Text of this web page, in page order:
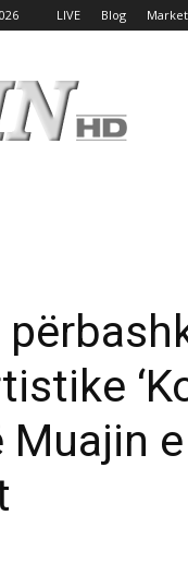
LIVE Blog